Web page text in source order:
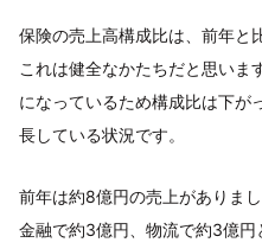
保険の売上高構成比は、前年と
これは健全なかたちだと思いま
になっているため構成比は下が
長している状況です。
前年は約8億円の売上がありま
金融で約3億円、物流で約3億